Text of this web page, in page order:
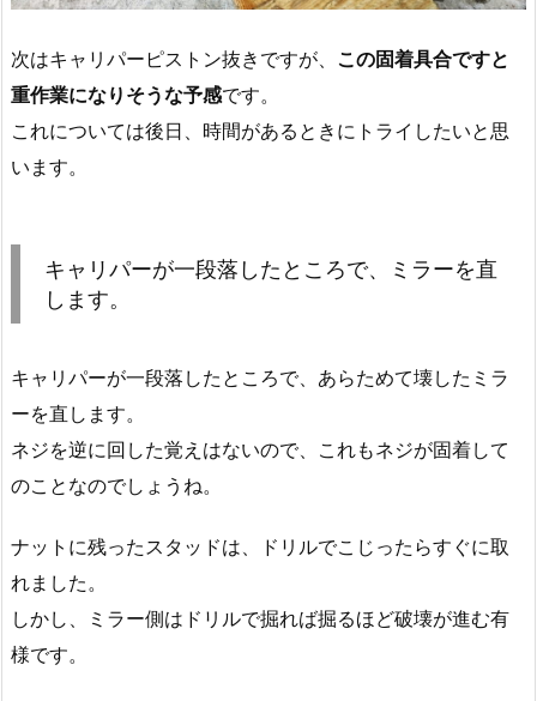
次はキャリパーピストン抜きですが、 この固着具合ですと
重作業になりそうな予感です。
これについては後日、時間があるときにトライしたいと思
います。
キャリパーが一段落したところで、ミラーを直
します。
キャリパーが一段落したところで、あらためて壊したミラ
ーを直します。
ネジを逆に回した覚えはないので、これもネジが固着して
のことなのでしょうね。
ナットに残ったスタッドは、ドリルでこじったらすぐに取
れました。
しかし、ミラー側はドリルで掘れば掘るほど破壊が進む有
様です。